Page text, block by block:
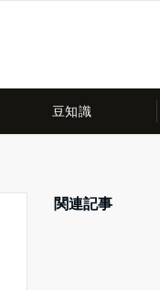
豆知識
関連記事